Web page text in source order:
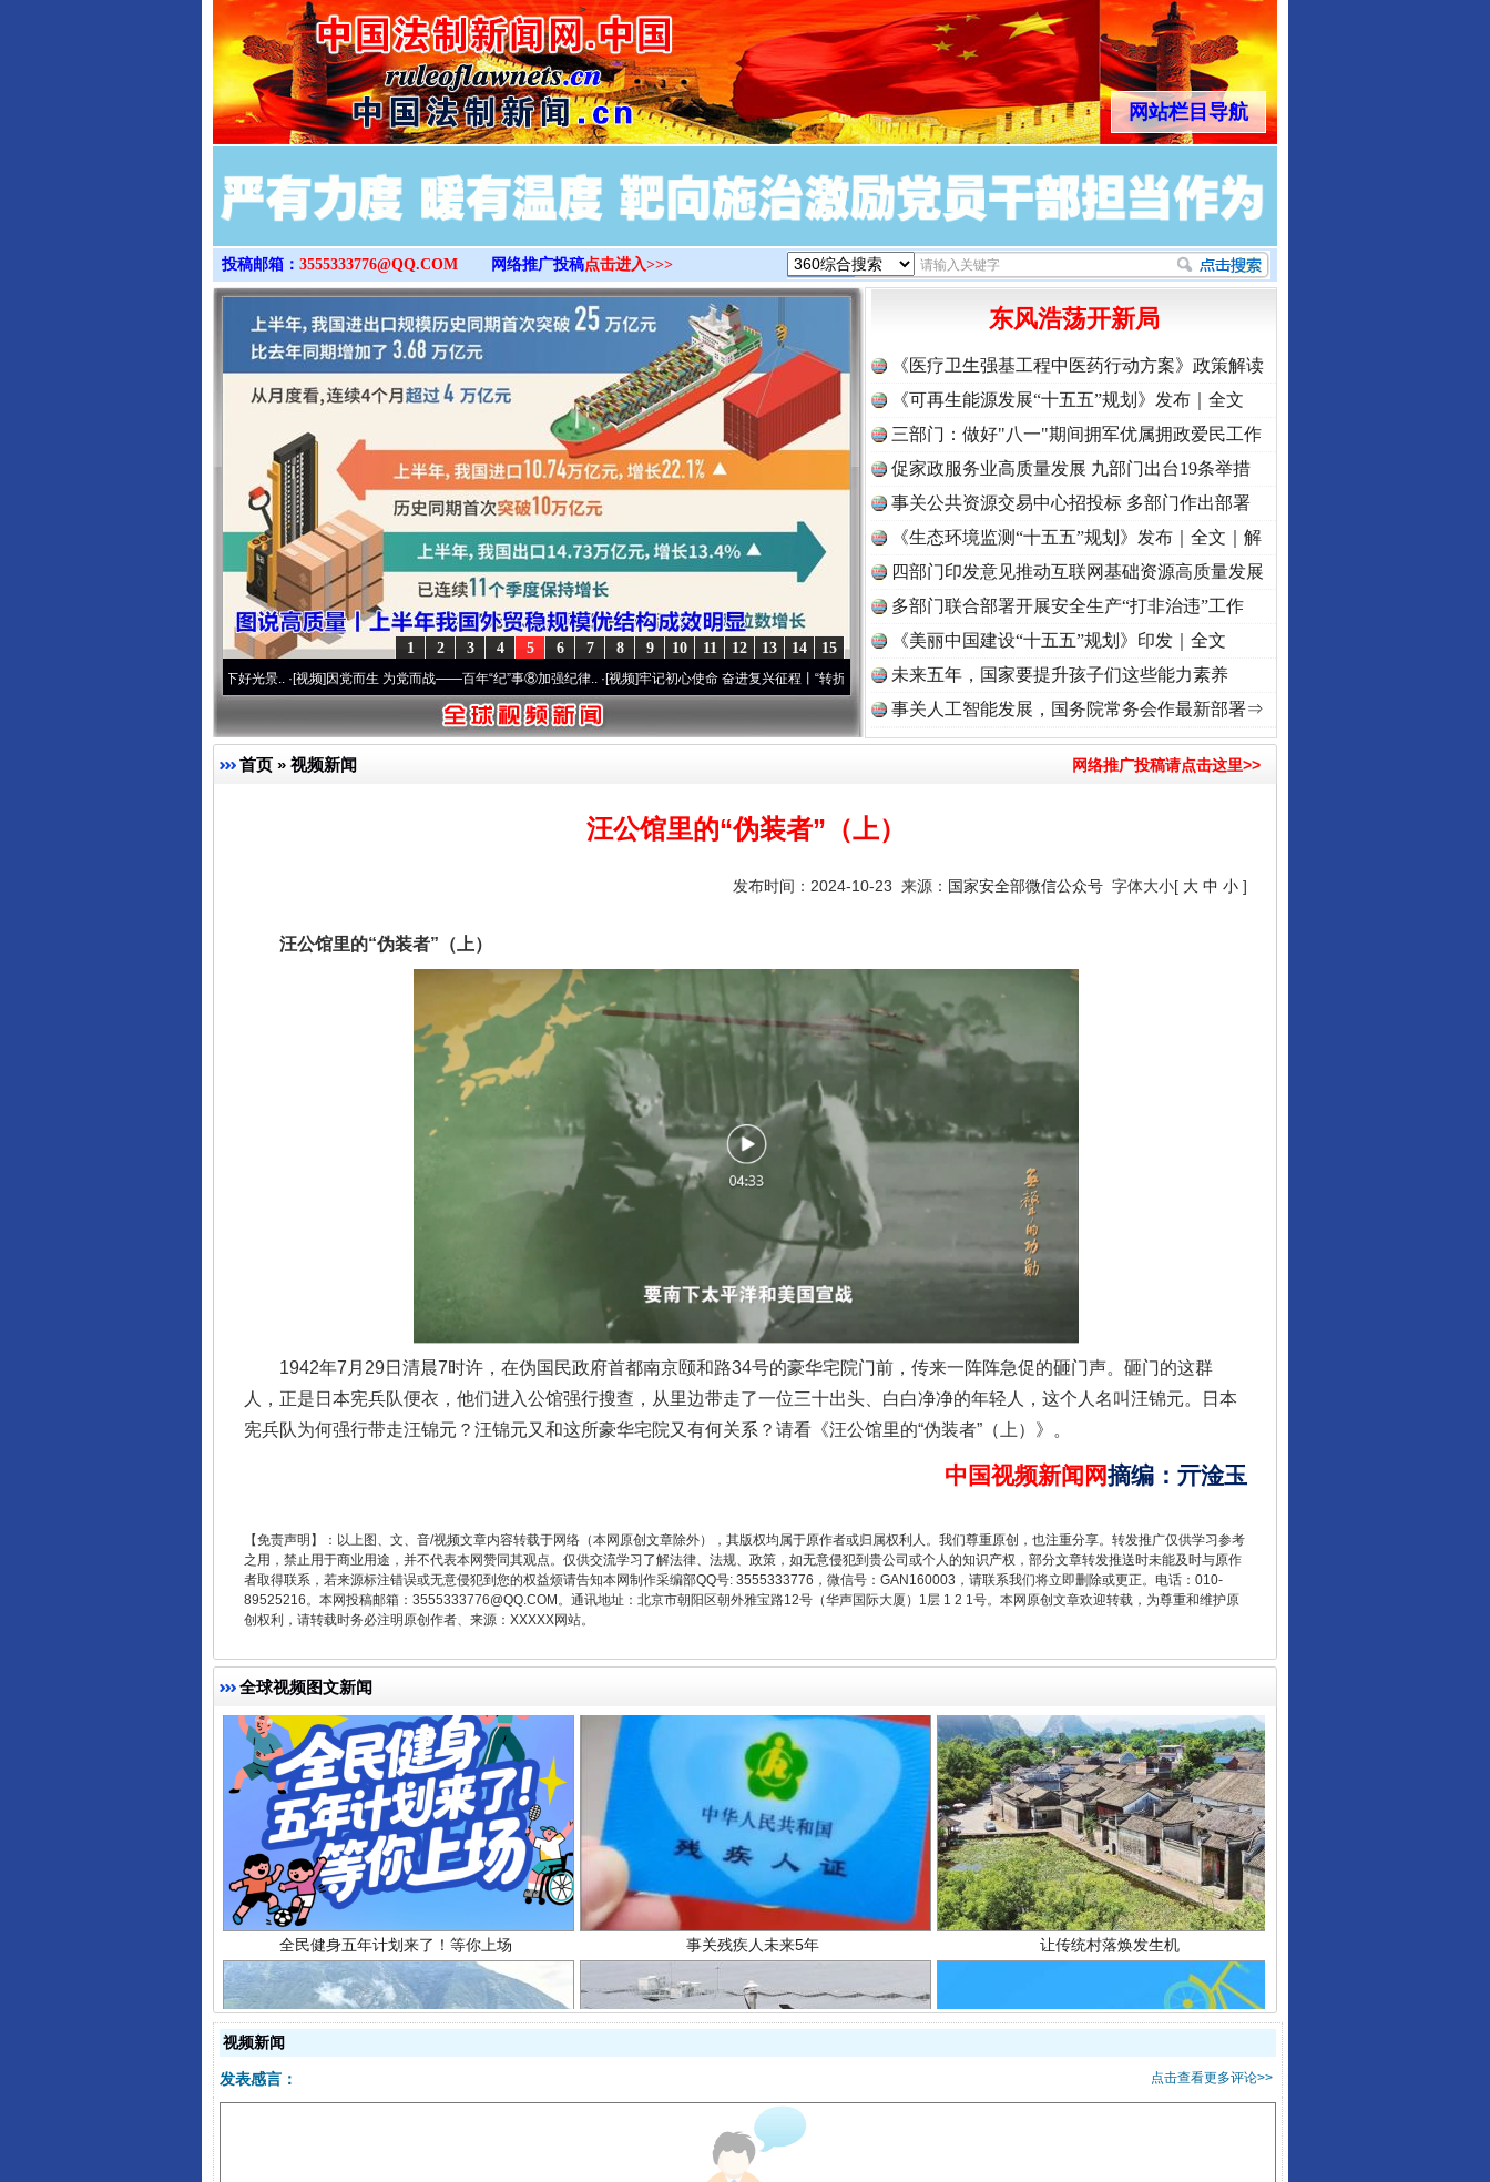
>
网站栏目导航
投稿邮箱： 3555333776@QQ.COM 网络推广投稿点击进入>>>
15
14
13
12
11
10
9
8
7
6
5
4
3
2
1
·[视频]因党而生 为党而战——百年“纪”事⑧加强纪律..·[视频]牢记初心使命 奋进复兴征程丨“转折之城”激荡.. ·[视频] 牢记初心使命 奋进复兴征程丨红船起航处 潮起..·[视频]一首歌的时间，读懂乐至的“诗与远方”
东风浩荡开新局
《医疗卫生强基工程中医药行动方案》政策解读
《可再生能源发展“十五五”规划》发布｜全文
三部门：做好"八一"期间拥军优属拥政爱民工作
促家政服务业高质量发展 九部门出台19条举措
事关公共资源交易中心招投标 多部门作出部署
《生态环境监测“十五五”规划》发布｜全文｜解
读
四部门印发意见推动互联网基础资源高质量发展
多部门联合部署开展安全生产“打非治违”工作
《美丽中国建设“十五五”规划》印发｜全文
未来五年，国家要提升孩子们这些能力素养
事关人工智能发展，国务院常务会作最新部署⇒
首页 » 视频新闻 网络推广投稿请点击这里>>
汪公馆里的“伪装者”（上）
发布时间：2024-10-23 来源： 国家安全部微信公众号 字体大小[ 大 中 小 ]
汪公馆里的“伪装者”（上）
1942年7月29日清晨7时许，在伪国民政府首都南京颐和路34号的豪华宅院门前，传来一阵阵急促的砸门声。砸门的这群
人，正是日本宪兵队便衣，他们进入公馆强行搜查，从里边带走了一位三十出头、白白净净的年轻人，这个人名叫汪锦元。日本
宪兵队为何强行带走汪锦元？汪锦元又和这所豪华宅院又有何关系？请看《汪公馆里的“伪装者”（上）》。
中国视频新闻网摘编 ： 亓淦玉
【免责声明】：以上图、文、音/视频文章内容转载于网络（本网原创文章除外），其版权均属于原作者或归属权利人。我们尊重原创，也注重分享。转发推广仅供学习参考
之用，禁止用于商业用途，并不代表本网赞同其观点。仅供交流学习了解法律、法规、政策，如无意侵犯到贵公司或个人的知识产权，部分文章转发推送时未能及时与原作
者取得联系，若来源标注错误或无意侵犯到您的权益烦请告知本网制作采编部QQ号: 3555333776，微信号：GAN160003，请联系我们将立即删除或更正。电话：010-
89525216。本网投稿邮箱：3555333776@QQ.COM。通讯地址：北京市朝阳区朝外雅宝路12号（华声国际大厦）1层 1 2 1号。本网原创文章欢迎转载，为尊重和维护原
创权利，请转载时务必注明原创作者、来源：XXXXX网站。
全球视频图文新闻
完善运行机制助力责任有效落实 一纸欠条伤亲情 巡回调解促和解.. 行业协会接连发公告
东山县通报“牛蛙产品抗生素超标问题” 法徽映军营 权益有保障 让核能赋能千行百业
千年窑火 生生不息
以产业富民促振兴 酒驾未被当场查获能处罚吗
受贿1.44亿！段成刚被判无期 从幼儿园到大学，有这些资助 “后车司机肯定在骂我”
全民健身五年计划来了！等你上场 事关残疾人未来5年 让传统村落焕发生机
规模最大的光氢储一体化项目
视频新闻
点击查看更多评论>>
发表感言：